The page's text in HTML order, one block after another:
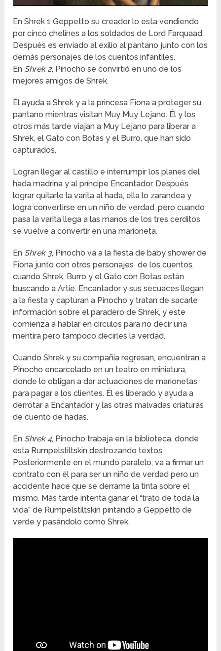
En Shrek 1 Geppetto su creador lo esta vendiendo
por cinco chelines a los soldados de Lord Farquaad.
Después es enviado al exilio al pantano junto con los
demás personajes de los cuentos infantiles.
En Shrek 2, Pinocho se convirtió en uno de los
mejores amigos de Shrek.
Él ayuda a Shrek y a la princesa Fiona a proteger su
pantano mientras visitan Muy Muy Lejano. Él y los
otros más tarde viajan a Muy Lejano para liberar a
Shrek, el Gato con Botas y el Burro, que han sido
capturados.
Logran llegar al castillo e interrumpir los planes del
hada madrina y al príncipe Encantador. Después
lograr quitarle la varita al hada, ella lo zarandea y
logra convertirse en un niño de verdad, pero cuando
pasa la varita llega a las manos de los tres cerditos
se vuelve a convertir en una marioneta.
En Shrek 3, Pinocho va a la fiesta de baby shower de
Fiona junto con otros personajes de los cuentos,
cuando Shrek, Burro y el Gato con Botas están
buscando a Artie. Encantador y sus secuaces llegan
a la fiesta y capturan a Pinocho y tratan de sacarle
información sobre el paradero de Shrek, y este
comienza a hablar en circulos para no decir una
mentira pero tampoco decirles la verdad.
Cuando Shrek y su compañía regresan, encuentran a
Pinocho encarcelado en un teatro en miniatura,
donde lo obligan a dar actuaciones de marionetas
para pagar a los clientes. Él es liberado y ayuda a
derrotar a Encantador y las otras malvadas criaturas
de cuento de hadas.
En Shrek 4, Pinocho trabaja en la biblioteca, donde
esta Rumpelstiltskin destrozando textos.
Posteriormente en el mundo paralelo, va a firmar un
contrato con él para ser un niño de verdad pero un
accidente hace que se derrame la tinta sobre el
mismo. Más tarde intenta ganar el “trato de toda la
vida” de Rumpelstiltskin pintando a Geppetto de
verde y pasándolo como Shrek.